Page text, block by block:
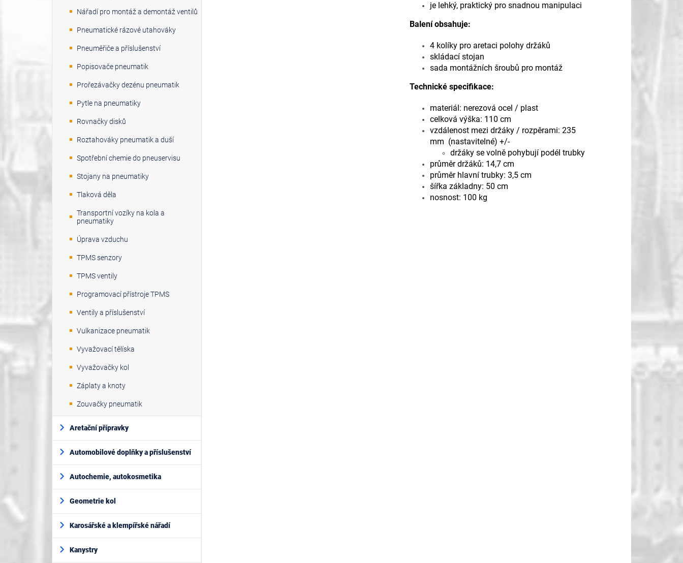
Nářadí pro montáž a demontáž ventilů
Pneumatické rázové utahováky
Pneuměřiče a příslušenství
Popisovače pneumatik
Prořezávačky dezénu pneumatik
Pytle na pneumatiky
Rovnačky disků
Roztahováky pneumatik a duší
Spotřební chemie do pneuservisu
Stojany na pneumatiky
Tlaková děla
Transportní vozíky na kola a
pneumatiky
Úprava vzduchu
TPMS senzory
TPMS ventily
Programovací přístroje TPMS
Ventily a příslušenství
Vulkanizace pneumatik
Vyvažovací tělíska
Vyvažovačky kol
Záplaty a knoty
Zouvačky pneumatik
Aretační přípravky
Automobilové doplňky a příslušenství
Autochemie, autokosmetika
Geometrie kol
Karosářské a klempířské nářadí
Kanystry
je lehký, praktický pro snadnou manipulaci
Balení obsahuje:
4 kolíky pro aretaci polohy držáků
skládací stojan
sada montážních šroubů pro montáž
Technické specifikace:
materiál: nerezová ocel / plast
celková výška: 110 cm
vzdálenost mezi držáky / rozpěrami: 235
mm (nastavitelné) +/-
držáky se volně pohybují podél trubky
průměr držáků: 14,7 cm
průměr hlavní trubky: 3,5 cm
šířka základny: 50 cm
nosnost: 100 kg